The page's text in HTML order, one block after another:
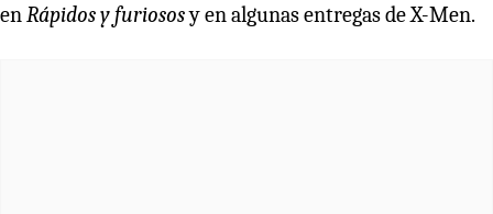
enRápidos y furiososy en algunas entregas de X-Men.